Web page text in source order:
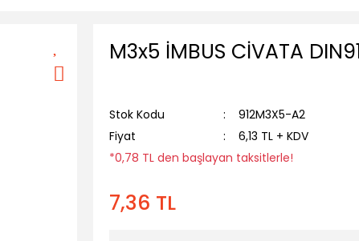
M3x5 İMBUS CİVATA
Stok Kodu
912M3X5-A2
Fiyat
6,13 TL + KDV
*0,78 TL den başlayan taksitlerle!
7,36 TL